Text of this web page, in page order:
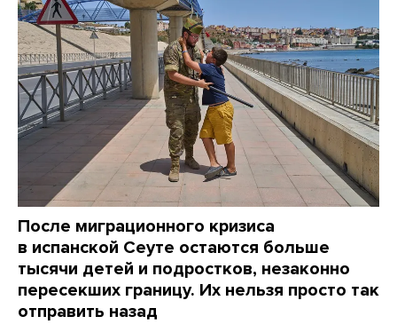
После миграционного кризиса
в испанской Сеуте остаются больше
тысячи детей и подростков, незаконно
пересекших границу. Их нельзя просто так
отправить назад